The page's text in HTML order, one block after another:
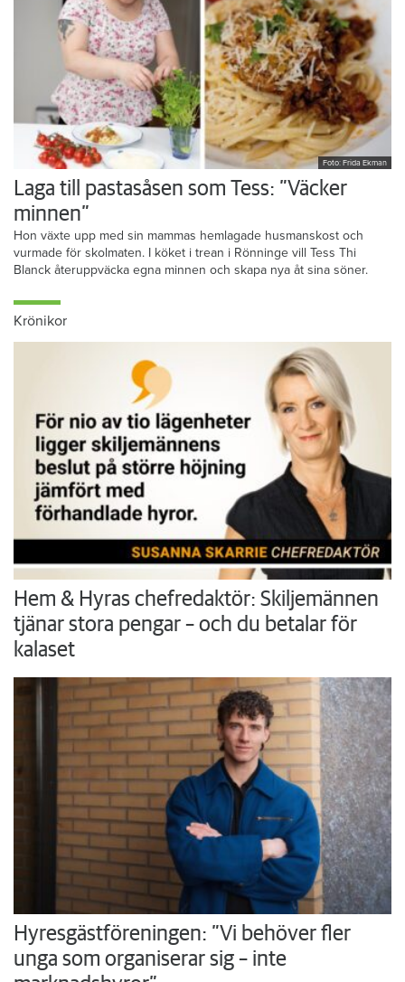
Foto: Frida Ekman
Laga till pastasåsen som Tess: ”Väcker
minnen”
Hon växte upp med sin mammas hemlagade husmanskost och
vurmade för skolmaten. I köket i trean i Rönninge vill Tess Thi
Blanck återuppväcka egna minnen och skapa nya åt sina söner.
Krönikor
Hem & Hyras chefredaktör: Skiljemännen
tjänar stora pengar – och du betalar för
kalaset
Hyresgästföreningen: ”Vi behöver fler
unga som organiserar sig – inte